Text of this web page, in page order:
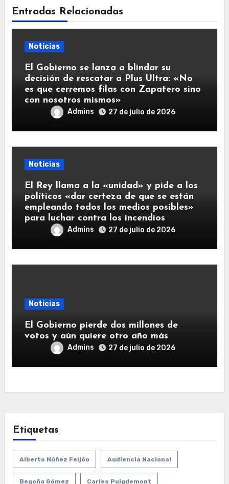
Entradas Relacionadas
Noticias
El Gobierno se lanza a blindar su
decisión de rescatar a Plus Ultra: «No
es que cerremos filas con Zapatero sino
con nosotros mismos»
Admins 27 de julio de 2026
Noticias
El Rey llama a la «unidad» y pide a los
políticos «dar certeza de que se están
empleando todos los medios posibles»
para luchar contra los incendios
Admins 27 de julio de 2026
Noticias
El Gobierno pierde dos millones de
votos y aún quiere otro año más
Admins 27 de julio de 2026
Etiquetas
Alberto Núñez Feijóo Audiencia Nacional
Begoña Gómez Carles Puigdemont